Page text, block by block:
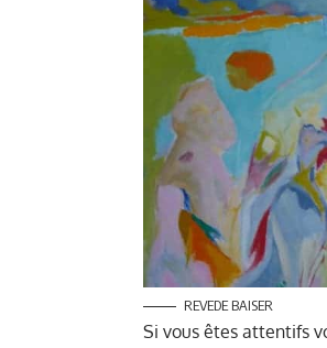
REVEDE BAISER
Si vous êtes attentifs